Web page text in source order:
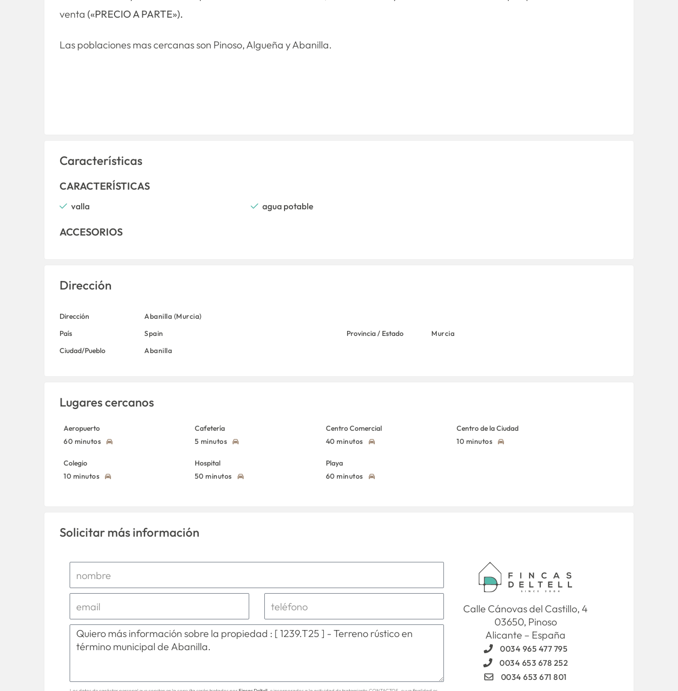
venta («PRECIO A PARTE»).
Las poblaciones mas cercanas son Pinoso, Algueña y Abanilla.
Características
CARACTERÍSTICAS
valla agua potable
ACCESORIOS
Dirección
Dirección
Abanilla (Murcia)
País
Spain Provincia / Estado
Murcia
Ciudad/Pueblo
Abanilla
Lugares cercanos
Aeropuerto
60 minutos
Cafetería
5 minutos
Centro Comercial
40 minutos
Centro de la Ciudad
10 minutos
Colegio
10 minutos
Hospital
50 minutos
Playa
60 minutos
Solicitar más información
Calle Cánovas del Castillo, 4
03650, Pinoso
Alicante – España
0034 965 477 795
0034 653 678 252
0034 653 671 801